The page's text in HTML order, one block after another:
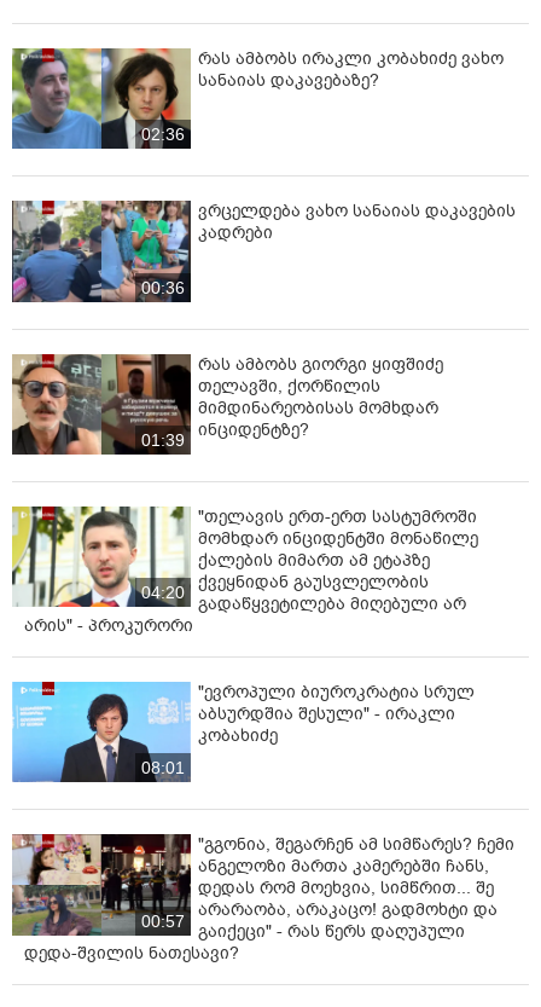
02:36
რას ამბობს ირაკლი კობახიძე ვახო
სანაიას დაკავებაზე?
00:36
ვრცელდება ვახო სანაიას დაკავების
კადრები
01:39
რას ამბობს გიორგი ყიფშიძე
თელავში, ქორწილის
მიმდინარეობისას მომხდარ
ინციდენტზე?
04:20
"თელავის ერთ-ერთ სასტუმროში
მომხდარ ინციდენტში მონაწილე
ქალების მიმართ ამ ეტაპზე
ქვეყნიდან გაუსვლელობის
გადაწყვეტილება მიღებული არ
არის" - პროკურორი
08:01
"ევროპული ბიუროკრატია სრულ
აბსურდშია შესული" - ირაკლი
კობახიძე
00:57
"გგონია, შეგარჩენ ამ სიმწარეს? ჩემი
ანგელოზი მართა კამერებში ჩანს,
დედას რომ მოეხვია, სიმწრით... შე
არარაობა, არაკაცო! გადმოხტი და
გაიქეცი" - რას წერს დაღუპული
დედა-შვილის ნათესავი?